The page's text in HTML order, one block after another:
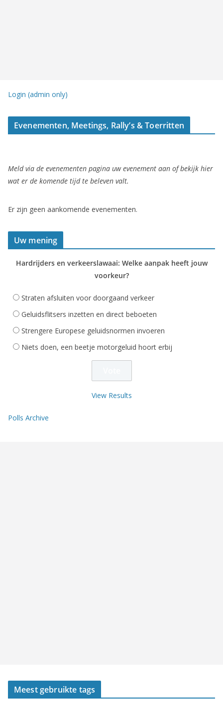
Login (admin only)
Evenementen, Meetings, Rally’s & Toerritten
Meld via de evenementen pagina uw evenement aan of bekijk hier
wat er de komende tijd te beleven valt.
Er zijn geen aankomende evenementen.
Uw mening
Hardrijders en verkeerslawaai: Welke aanpak heeft jouw
voorkeur?
Straten afsluiten voor doorgaand verkeer
Geluidsflitsers inzetten en direct beboeten
Strengere Europese geluidsnormen invoeren
Niets doen, een beetje motorgeluid hoort erbij
View Results
Polls Archive
Meest gebruikte tags